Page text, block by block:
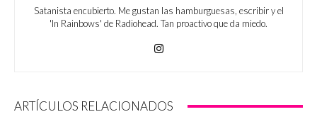
Satanista encubierto. Me gustan las hamburguesas, escribir y el
'In Rainbows' de Radiohead. Tan proactivo que da miedo.
ARTÍCULOS RELACIONADOS